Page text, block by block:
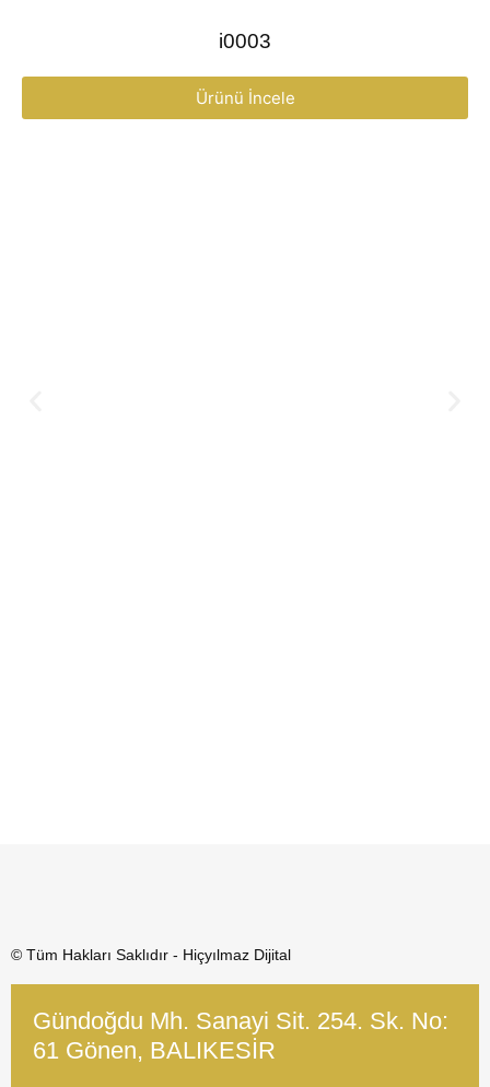
i0003
Ürünü İncele
© Tüm Hakları Saklıdır - Hiçyılmaz Dijital
Gündoğdu Mh. Sanayi Sit. 254. Sk. No:
61 Gönen, BALIKESİR